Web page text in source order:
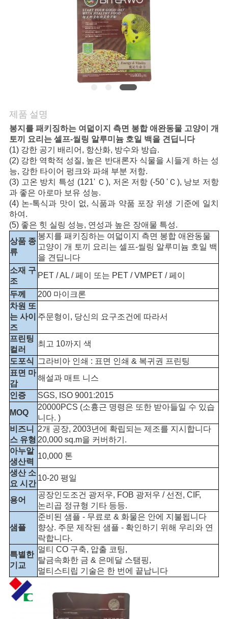
문
을
요
구
하
세
요
사
이
트
맵
PRIVACY
POLICY
제품 설명
봉지를 패키징하는 여덟이지 측면 봉합 애완동물 고양이 개
토끼 요리는 셀프-씰링 알루미늄 호일 백을 견딥니다
(1) 강한 공기 배리어, 항산화, 방수와 방습.
(2) 강한 역학적 성질, 높은 반대론자 식물을 시들게 하는 성
능, 강한 타이어 펑크와 파쇄 부분 저항.
(3) 고온 방치 특성 (121' Ｃ), 저온 저항 (-50 'Ｃ), 낭보 저항
과 좋은 아로마 보유 성능.
(4) 논-톡식과 맛이 없, 식품과 약품 포장 위생 기준에 일치
하여.
(5) 좋은 힛 실링 성능, 연성과 높은 장애물 특성.
상품 종
류
봉지를 패키징하는 여덟이지 측면 봉합 애완동물
고양이 개 토끼 요리는 셀프-씰링 알루미늄 호일 백
을 견딥니다
소재 구
조
PET / AL / 페이 또는 PET / VMPET / 페이
두께
200 마이크론
차원 또
는 사이
즈
주문형이, 당신의 요구조건에 따라서
프린팅
컬러
최고 10까지 색
도포식 그라비아 인쇄 : 표면 인쇄 & 복귀권 프린팅
표면 마
감
해설과 매트 니스
인증
SGS, ISO 9001:2015
MOQ
20000PCS (소흉근 명령은 또한 받아들일 수 있습
니다. )
비즈니
스 유형
2개 공장, 2003년에 확립되는 제조를 지시합니다
20,000 sq.m을 커버하기.
아누알
생산력
10,000 톤
생산 소
요 시간
10-20 평일
용어
공장인도조건 광저우, FOB 광저우 / 선전, CIF,
논리곱 정규형 기타 등등.
샘플
준비된 샘플 - 무료로 & 화물은 안에 지불됩니다
향상. 주문 제작된 샘플 - 확인하기 위해 우리와 연
락합니다.
특별한
기교
멀티 CO 구축, 압출 코팅,
탈금속화한 금 & 은메달 스탬핑,
멀티스티립 기술은 한 번에 끝납니다